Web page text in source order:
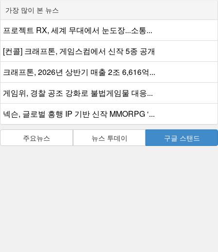
가장 많이 본 뉴스
프로젝트 RX, 세계 무대에서 눈도장...소통...
[컨콜] 크래프톤, 게임스컴에서 신작 5종 공개
크래프톤, 2026년 상반기 매출 2조 6,616억...
게임위, 경찰 공조 강화로 불법게임물 대응...
넥슨, 글로벌 흥행 IP 기반 신작 MMORPG ‘...
주요뉴스 뉴스 투데이 구글 스탠드